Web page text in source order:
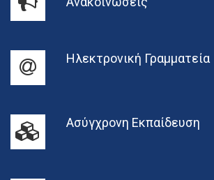
Ηλεκτρονική Γραμματεία
Ασύγχρονη Εκπαίδευση